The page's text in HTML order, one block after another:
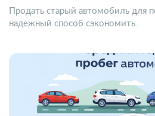
Продать старый автомобиль для
надежный способ сэкономить.